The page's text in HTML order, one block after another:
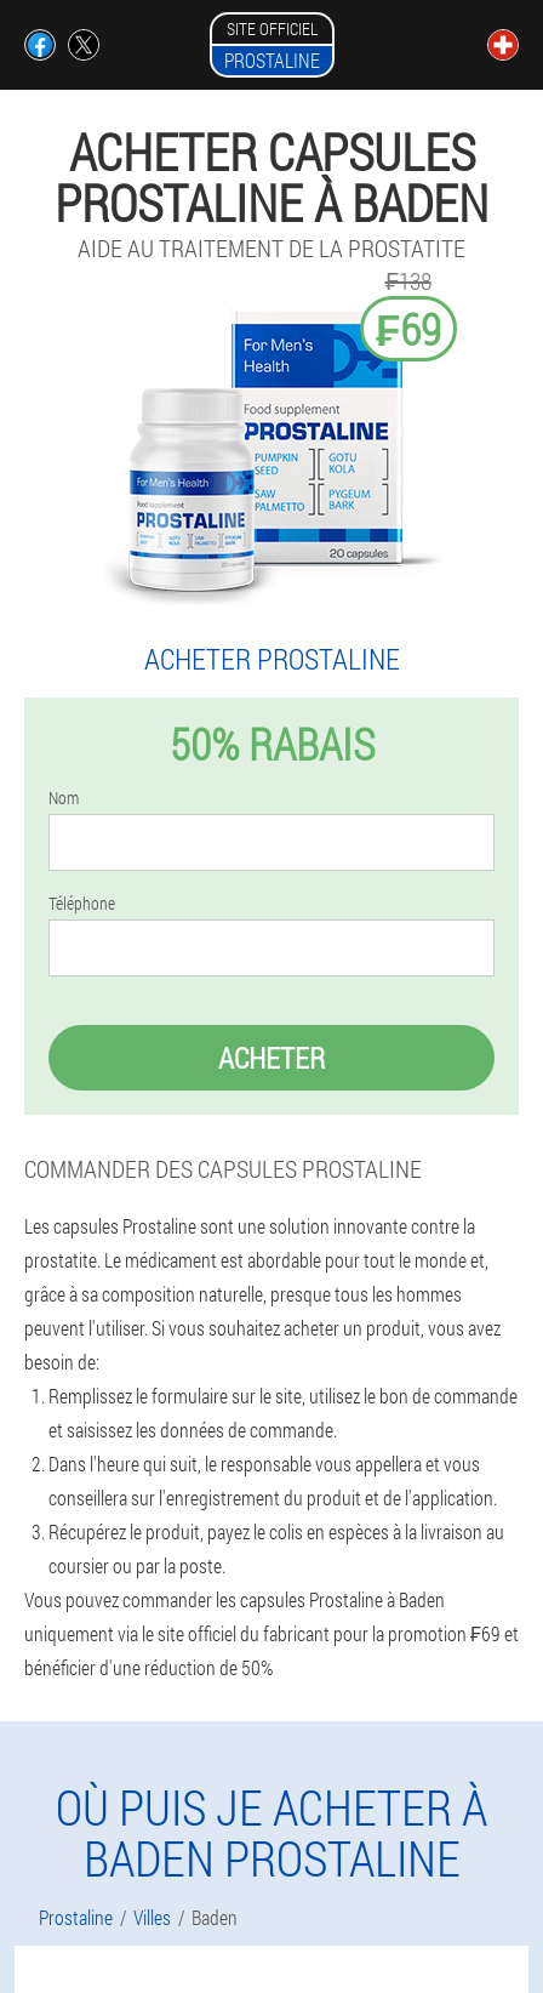
SITE OFFICIEL
PROSTALINE
ACHETER CAPSULES
PROSTALINE À BADEN
AIDE AU TRAITEMENT DE LA PROSTATITE
₣138
₣69
ACHETER PROSTALINE
50% RABAIS
Nom
Téléphone
ACHETER
COMMANDER DES CAPSULES PROSTALINE
Les capsules Prostaline sont une solution innovante contre la
prostatite. Le médicament est abordable pour tout le monde et,
grâce à sa composition naturelle, presque tous les hommes
peuvent l'utiliser. Si vous souhaitez acheter un produit, vous avez
besoin de:
Remplissez le formulaire sur le site, utilisez le bon de commande
et saisissez les données de commande.
Dans l'heure qui suit, le responsable vous appellera et vous
conseillera sur l'enregistrement du produit et de l'application.
Récupérez le produit, payez le colis en espèces à la livraison au
coursier ou par la poste.
Vous pouvez commander les capsules Prostaline à Baden
uniquement via le site officiel du fabricant pour la promotion ₣69 et
bénéficier d'une réduction de 50%
OÙ PUIS JE ACHETER À
BADEN PROSTALINE
Prostaline Villes Baden